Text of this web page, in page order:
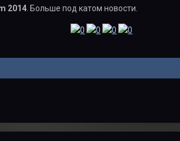
2014. Больше под катом новости.